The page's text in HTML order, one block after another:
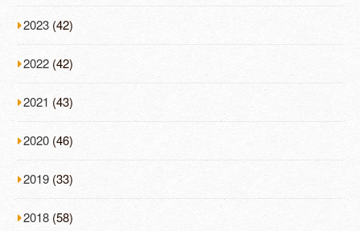
2023 (42)
2022 (42)
2021 (43)
2020 (46)
2019 (33)
2018 (58)